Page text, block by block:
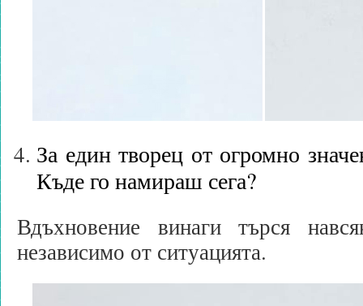
За един творец от огромно
Къде го намираш сега?
Вдъхновение винаги търся
независимо от ситуацията.